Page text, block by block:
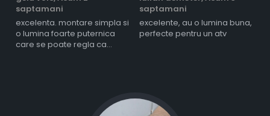
saptamani
excelenta. montare simpla si
o lumina foarte puternica
care se poate regla ca
saptamani
excelente, au o lumina buna,
perfecte pentru un atv